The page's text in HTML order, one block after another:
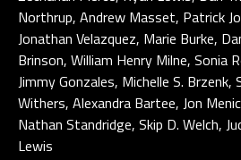
Northrup, Andrew Masset, Patrick
Jonathan Velazquez, Marie Burke,
Brinson, William Henry Milne, Sonia
Jimmy Gonzales, Michelle S.
Withers, Alexandra Bartee, Jon
Nathan Standridge, Skip D. Welch,
Lewis